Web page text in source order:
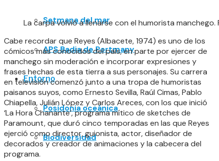
Setmana del mar
APS Badia de Portmany
Entorno
Posidonia oceánica
Biodiversidad
La carpa volvió a llenarse con el humorista manchego.
Cabe recordar que Reyes (Albacete, 1974) es uno de los
cómicos más conocidos del país, en parte por ejercer de
manchego sin moderación e incorporar expresiones y
frases hechas de esta tierra a sus personajes. Su carrera
en televisión comenzó junto a una tropa de humoristas
paisanos suyos, como Ernesto Sevilla, Raúl Cimas, Pablo
Chiapella, Julián López y Carlos Areces, con los que inició
‘La Hora Chanante’, programa mítico de sketches de
Paramount, que duró cinco temporadas en las que Reyes
ejerció como director, guionista, actor, diseñador de
decorados y creador de animaciones y la cabecera del
programa.